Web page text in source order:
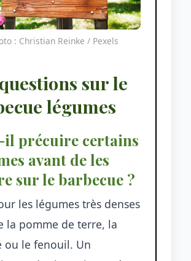
: Christian Reinke / Pexels
sur le
légumes
il précuire certains
avant de les
sur le barbecue ?
les légumes très denses
la pomme de terre, la
ou le fenouil. Un